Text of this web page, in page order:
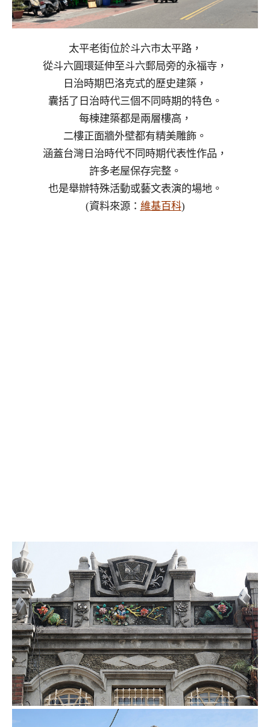
太平老街位於斗六市太平路，
從斗六圓環延伸至斗六郵局旁的永福寺，
日治時期巴洛克式的歷史建築，
囊括了日治時代三個不同時期的特色。
每棟建築都是兩層樓高，
二樓正面牆外壁都有精美雕飾。
涵蓋台灣日治時代不同時期代表性作品，
許多老屋保存完整。
也是舉辦特殊活動或藝文表演的場地。
(資料來源： 維基百科)